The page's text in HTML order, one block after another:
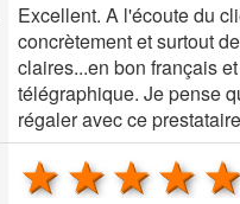
Excellent. A l'écoute du
concrètement et surtout
claires...en bon français
télégraphique. Je pense
régaler avec ce
4
3
2 stars
1 star